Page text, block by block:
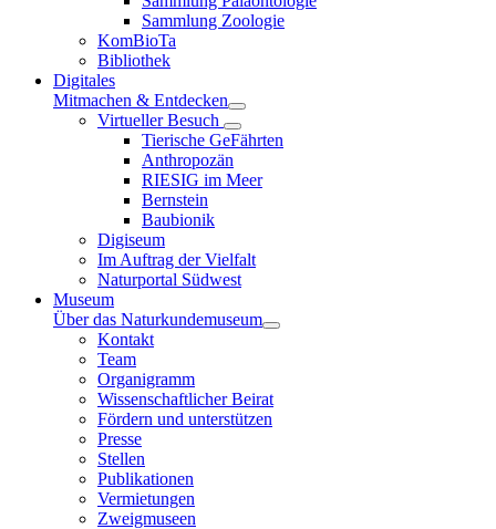
Sammlung Zoologie
KomBioTa
Bibliothek
Digitales
Mitmachen & Entdecken
Virtueller Besuch
Tierische GeFährten
Anthropozän
RIESIG im Meer
Bernstein
Baubionik
Digiseum
Im Auftrag der Vielfalt
Naturportal Südwest
Museum
Über das Naturkundemuseum
Kontakt
Team
Organigramm
Wissenschaftlicher Beirat
Fördern und unterstützen
Presse
Stellen
Publikationen
Vermietungen
Zweigmuseen